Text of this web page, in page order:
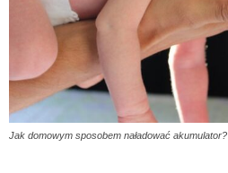
Jak domowym sposobem naładować akumulator?